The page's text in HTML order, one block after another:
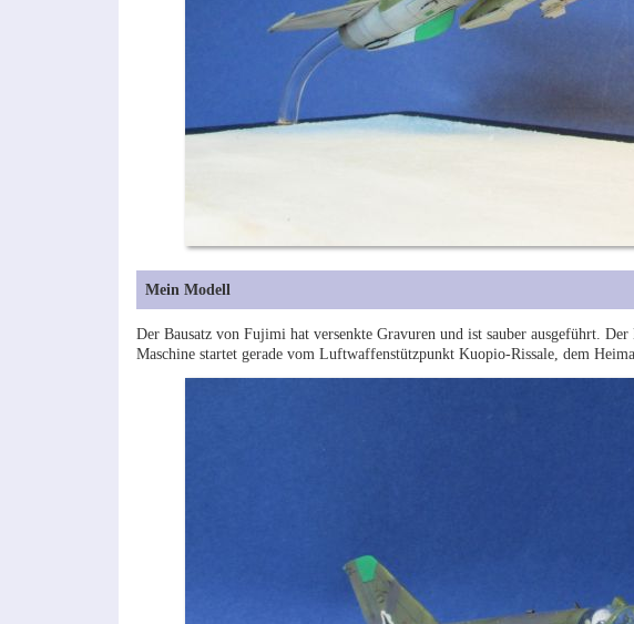
Mein Modell
Der Bausatz von Fujimi hat versenkte Gravuren und ist sauber ausgeführt.
Maschine startet gerade vom Luftwaffenstützpunkt Kuopio-Rissale, dem